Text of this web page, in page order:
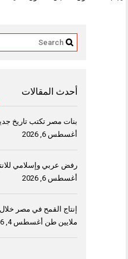
أحدث المقالات
بنات مصر تكتب تاريخ
أغسطس 6, 2026
رفض عربي وإسلامي
أغسطس 6, 2026
ملايين طن أغسطس 4, 2026